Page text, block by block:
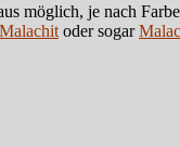
möglich, je nach
oder sogar